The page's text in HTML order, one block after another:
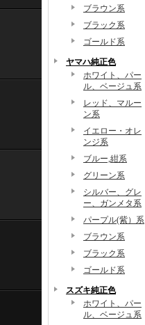
ブラウン系
ブラック系
ゴールド系
ヤマハ純正色
ホワイト、パー
ル、ベージュ系
レッド、マルー
ン系
イエロー・オレ
ンジ系
ブルー,紺系
グリーン系
シルバー、グレ
ー、ガンメタ系
パープル(紫）系
ブラウン系
ブラック系
ゴールド系
スズキ純正色
ホワイト、パー
ル、ベージュ系